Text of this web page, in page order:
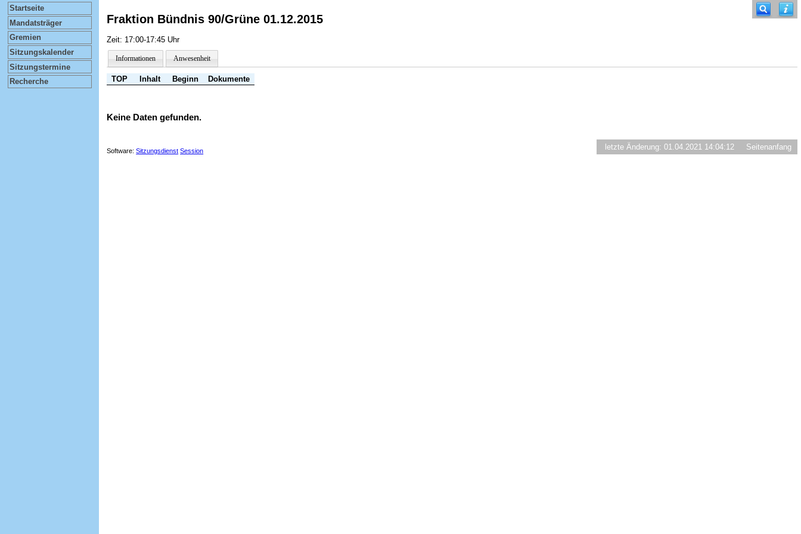
Startseite
Mandatsträger
Gremien
Sitzungskalender
Sitzungstermine
Recherche
Fraktion Bündnis 90/Grüne 01.12.2015
Zeit: 17:00-17:45 Uhr
Informationen Anwesenheit
TOP Inhalt Beginn Dokumente
Keine Daten gefunden.
letzte Änderung: 01.04.2021 14:04:12 Seitenanfang
Software:Sitzungsdienst Session